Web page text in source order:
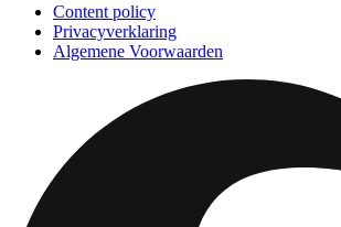
Content policy
Privacyverklaring
Algemene Voorwaarden